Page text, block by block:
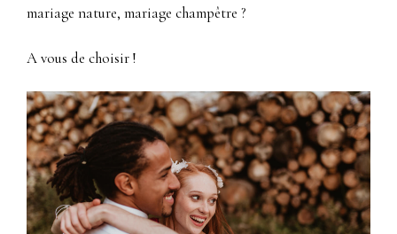
mariage nature, mariage champêtre ?
A vous de choisir !